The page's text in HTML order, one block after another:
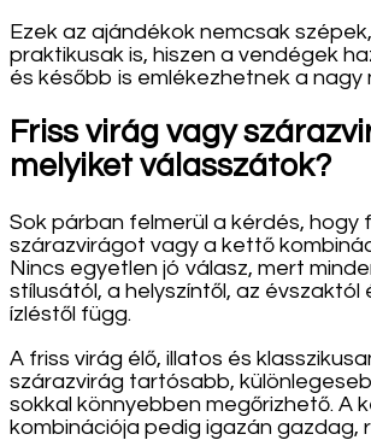
Ezek az ajándékok nemcsak
praktikusak is, hiszen a vendégek
és később is emlékezhetnek a nagy
Friss virág vagy
melyiket válasszátok?
Sok párban felmerül a kérdés, hogy
szárazvirágot vagy a kettő
Nincs egyetlen jó válasz, mert
stílusától, a helyszíntől, az évszaktól
ízléstől függ.
A friss virág élő, illatos és
szárazvirág tartósabb,
sokkal könnyebben megőrizhető. A
kombinációja pedig igazán gazdag,